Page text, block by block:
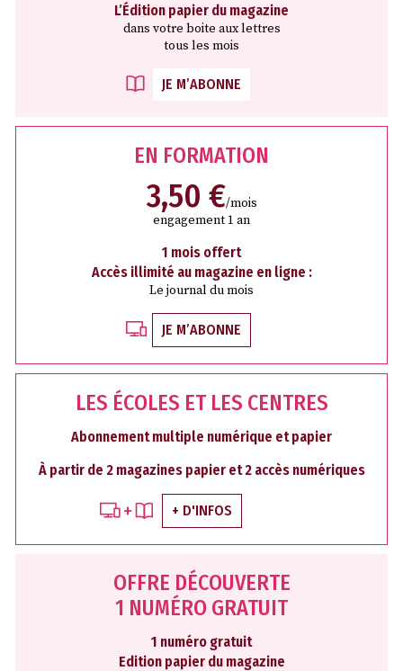
L’Édition papier du magazine
dans votre boite aux lettres
tous les mois
JE M’ABONNE
EN FORMATION
3,50 €/mois
engagement 1 an
1 mois offert
Accès illimité au magazine en ligne :
Le journal du mois
JE M’ABONNE
LES ÉCOLES ET LES CENTRES
Abonnement multiple numérique et papier
À partir de 2 magazines papier et 2 accès numériques
+ D'INFOS
OFFRE DÉCOUVERTE
1 NUMÉRO GRATUIT
1 numéro gratuit
Edition papier du magazine